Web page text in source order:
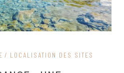
LOCALISATION DES SITES